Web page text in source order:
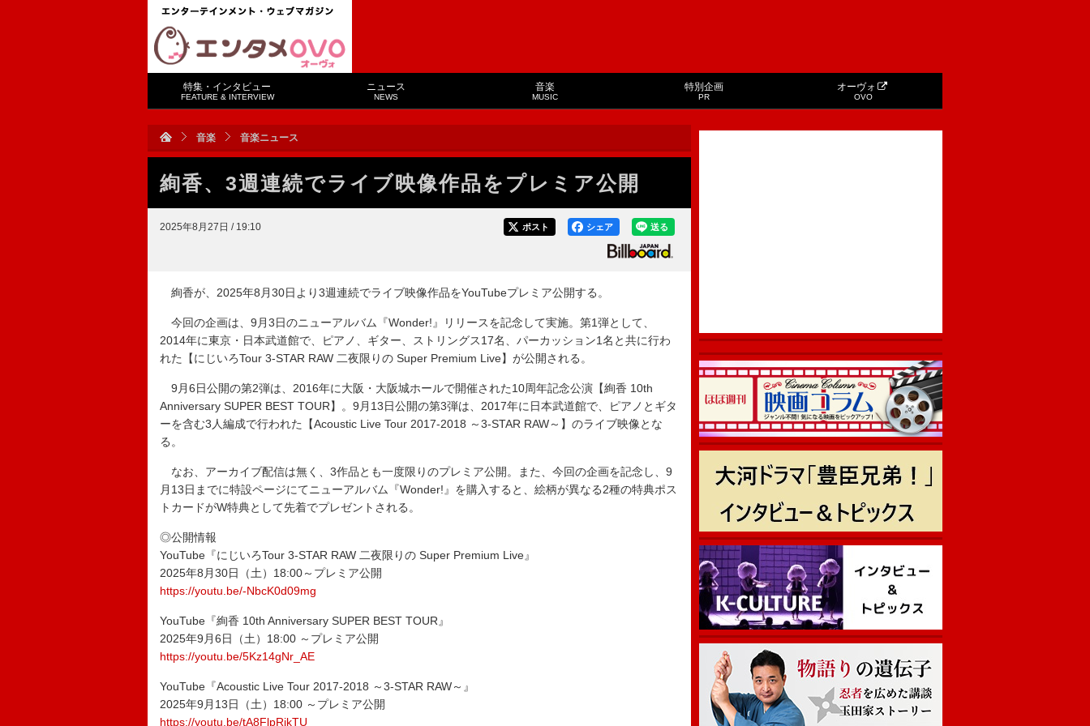
特集・インタビュー
FEATURE & INTERVIEW
ニュース
NEWS
音楽
MUSIC
特別企画
PR
オーヴォ
OVO
音楽 音楽ニュース
絢香、3週連続でライブ映像作品をプレミア公開
2025年8月27日 / 19:10 送る
シェア
ポスト
絢香が、2025年8月30日より3週連続でライブ映像作品をYouTubeプレミア公開する。
今回の企画は、9月3日のニューアルバム『Wonder!』リリースを記念して実施。第1弾として、
2014年に東京・日本武道館で、ピアノ、ギター、ストリングス17名、パーカッション1名と共に行わ
れた【にじいろTour 3-STAR RAW 二夜限りの Super Premium Live】が公開される。
9月6日公開の第2弾は、2016年に大阪・大阪城ホールで開催された10周年記念公演【絢香 10th
Anniversary SUPER BEST TOUR】。9月13日公開の第3弾は、2017年に日本武道館で、ピアノとギタ
ーを含む3人編成で行われた【Acoustic Live Tour 2017-2018 ～3-STAR RAW～】のライブ映像とな
る。
なお、アーカイブ配信は無く、3作品とも一度限りのプレミア公開。また、今回の企画を記念し、9
月13日までに特設ページにてニューアルバム『Wonder!』を購入すると、絵柄が異なる2種の特典ポス
トカードがW特典として先着でプレゼントされる。
◎公開情報
YouTube『にじいろTour 3-STAR RAW 二夜限りの Super Premium Live』
2025年8月30日（土）18:00～プレミア公開
https://youtu.be/-NbcK0d09mg
YouTube『絢香 10th Anniversary SUPER BEST TOUR』
2025年9月6日（土）18:00 ～プレミア公開
https://youtu.be/5Kz14gNr_AE
YouTube『Acoustic Live Tour 2017-2018 ～3-STAR RAW～』
2025年9月13日（土）18:00 ～プレミア公開
https://youtu.be/tA8FlpRjkTU